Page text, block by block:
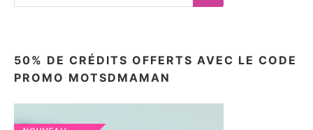
Search
50% DE CRÉDITS OFFERTS AVEC LE CODE
PROMO MOTSDMAMAN